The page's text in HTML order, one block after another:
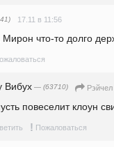
17.11 в 11:56
что-то долго
Вибух — (63710) Рэйчел
повеселит клоун
! Пожаловаться